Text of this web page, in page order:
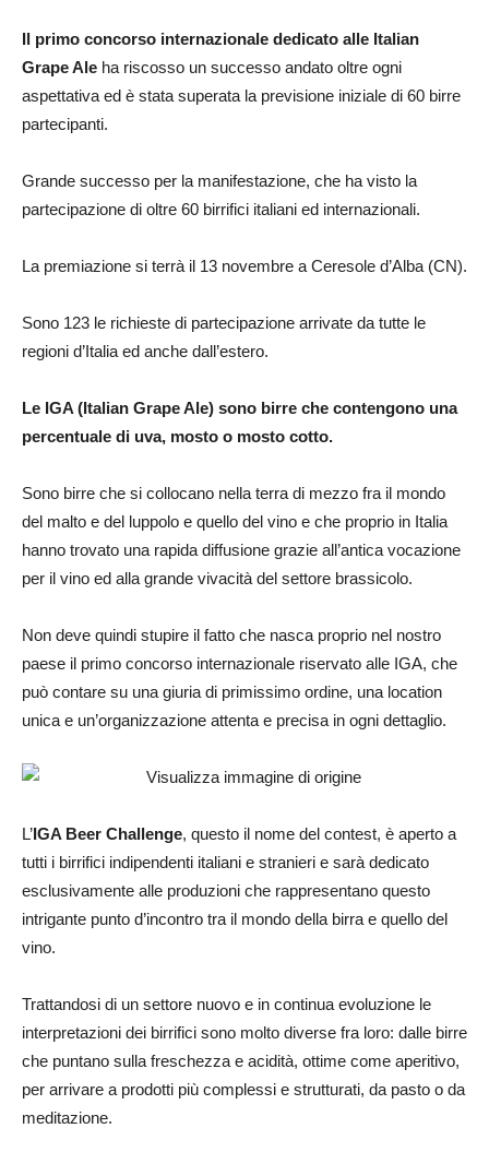
Il primo concorso internazionale dedicato alle Italian
Grape Ale ha riscosso un successo andato oltre ogni
aspettativa ed è stata superata la previsione iniziale di 60 birre
partecipanti.
Grande successo per la manifestazione, che ha visto la
partecipazione di oltre 60 birrifici italiani ed internazionali.
La premiazione si terrà il 13 novembre a Ceresole d’Alba (CN).
Sono 123 le richieste di partecipazione arrivate da tutte le
regioni d’Italia ed anche dall’estero.
Le IGA (Italian Grape Ale) sono birre che contengono una
percentuale di uva, mosto o mosto cotto.
Sono birre che si collocano nella terra di mezzo fra il mondo
del malto e del luppolo e quello del vino e che proprio in Italia
hanno trovato una rapida diffusione grazie all’antica vocazione
per il vino ed alla grande vivacità del settore brassicolo.
Non deve quindi stupire il fatto che nasca proprio nel nostro
paese il primo concorso internazionale riservato alle IGA, che
può contare su una giuria di primissimo ordine, una location
unica e un’organizzazione attenta e precisa in ogni dettaglio.
L’IGA Beer Challenge, questo il nome del contest, è aperto a
tutti i birrifici indipendenti italiani e stranieri e sarà dedicato
esclusivamente alle produzioni che rappresentano questo
intrigante punto d’incontro tra il mondo della birra e quello del
vino.
Trattandosi di un settore nuovo e in continua evoluzione le
interpretazioni dei birrifici sono molto diverse fra loro: dalle birre
che puntano sulla freschezza e acidità, ottime come aperitivo,
per arrivare a prodotti più complessi e strutturati, da pasto o da
meditazione.